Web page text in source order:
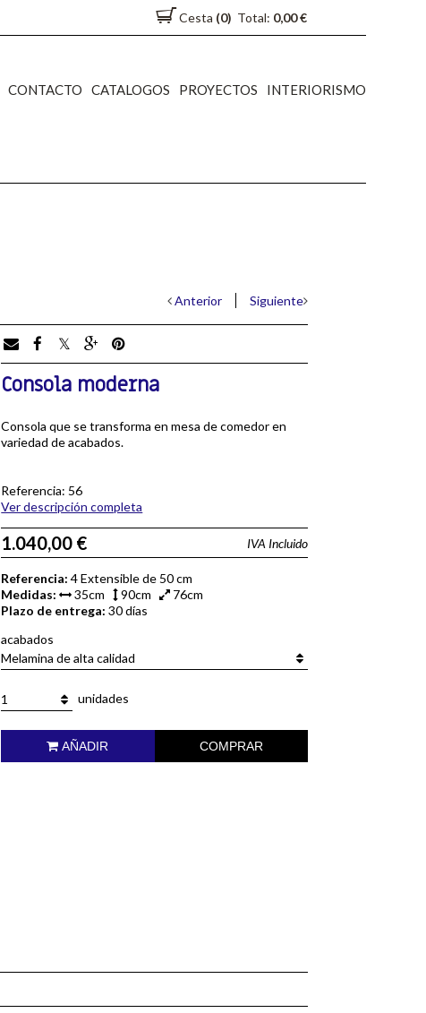
CONTACTO CATALOGOS PROYECTOS INTERIORISMO
Cesta (0) Total: 0,00 €
Anterior Siguiente
Consola moderna
Consola que se transforma en mesa de comedor en
variedad de acabados.
Referencia: 56
Ver descripción completa
1.040,00 € IVA Incluido
Referencia:4 Extensible de 50 cm
Medidas:
35cm 90cm
76cm
Plazo de entrega: 30 días
acabados
Melamina de alta calidad
1 unidades
AÑADIR COMPRAR